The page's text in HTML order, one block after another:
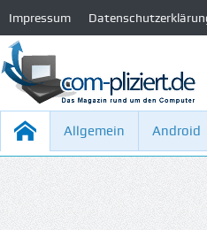
Impressum
Allgemein Android